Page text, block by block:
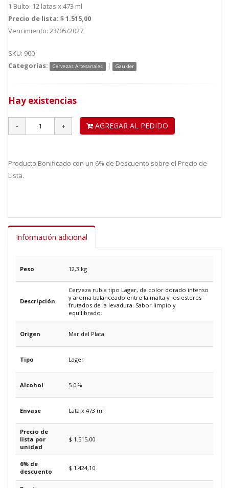
1 Bulto: 12 latas x 473 ml
Precio de lista: $ 1.515,00
Vencimiento: 23/05/2027
SKU: 900
Categorías:
Cervezas Artesanales | Gaukler
Hay existencias
AGREGAR AL PEDIDO
Producto Bonificado con un 6% de Descuento sobre el Precio de
Lista.
Información adicional
Peso 12,3 kg
Descripción
Cerveza rubia tipo Lager, de color dorado intenso
y aroma balanceado entre la malta y los esteres
frutados de la levadura. Sabor limpio y
equilibrado.
Origen Mar del Plata
Tipo Lager
Alcohol 5.0 %
Envase Lata x 473 ml
Precio de
lista por
unidad
$ 1.515,00
6% de
descuento
$ 1.424,10